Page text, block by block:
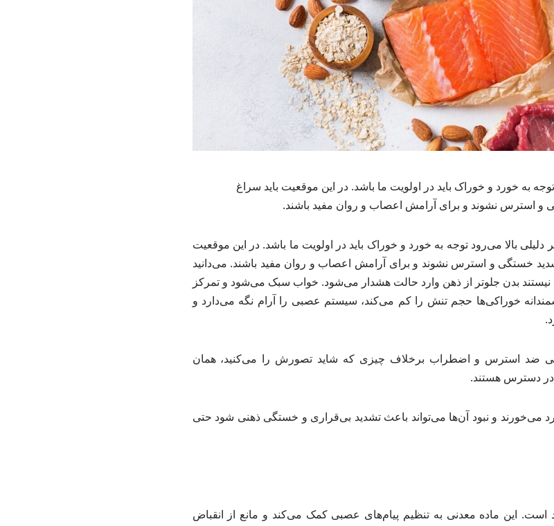
به خورد و خوراک باید در اولویت ما باشد. در این موقعیت باید سراغ
و استرس نشوند و برای آرامش اعصاب و روان مفید باشند.
بالا می‌رود توجه به خورد و خوراک باید در اولویت ما باشد. در این موقعیت
خستگی و استرس نشوند و برای آرامش اعصاب و روان مفید باشند. می‌دانید
بدن جلوتر از ذهن وارد حالت هشدار می‌شود. خواب سبک می‌شود و تمرکز
خوراکی‌ها حجم تنش را کم می‌کند، سیستم عصبی را آرام نگه می‌دارد و
ضد استرس و اضطراب برخلاف چیزی که شاید تصورش را می‌کنید، همان
در دسترس هستند.
می‌خورند و نبود آن‌ها می‌تواند باعث تشدید بی‌قراری و خستگی ذهنی شود حتی
این ماده معدنی به تنظیم پیام‌های عصبی کمک می‌کند و مانع از انقباض